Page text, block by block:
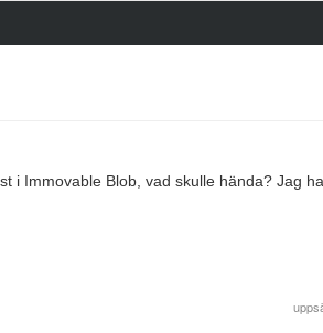
i Immovable Blob, vad skulle hända? Jag